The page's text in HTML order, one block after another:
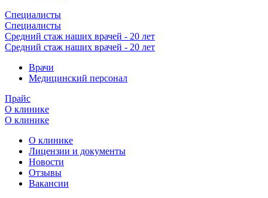
Специалисты
Специалисты
Средний стаж наших врачей - 20 лет
Средний стаж наших врачей - 20 лет
Врачи
Медицинский персонал
Прайс
О клинике
О клинике
О клинике
Лицензии и документы
Новости
Отзывы
Вакансии